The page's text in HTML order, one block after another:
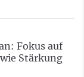
Fokus auf
Stärkung